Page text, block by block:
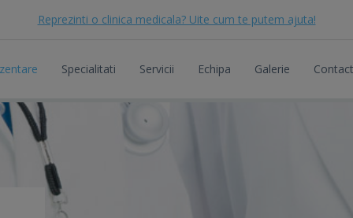
Reprezinti o clinica medicala? Uite cum te putem ajuta!
Specialitati Servicii Echipa Galerie Contact